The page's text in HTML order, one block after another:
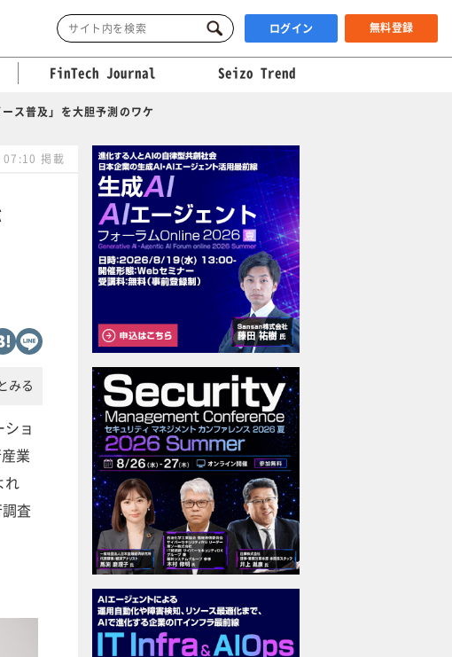
ログイン 無料登録
FinTech Journal Seizo Trend
ス普及」を大胆予測のワケ
掲載
みる
ョ
業
れ
査